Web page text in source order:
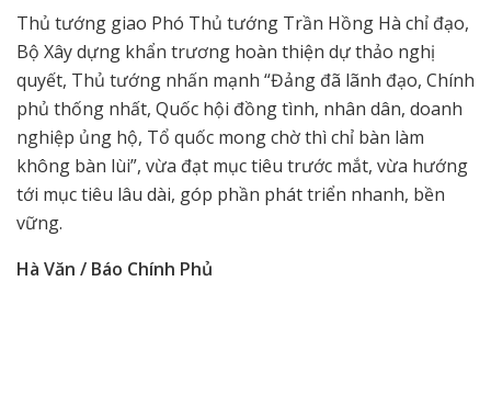
Thủ tướng giao Phó Thủ tướng Trần Hồng Hà chỉ đạo,
Bộ Xây dựng khẩn trương hoàn thiện dự thảo nghị
quyết, Thủ tướng nhấn mạnh “Đảng đã lãnh đạo, Chính
phủ thống nhất, Quốc hội đồng tình, nhân dân, doanh
nghiệp ủng hộ, Tổ quốc mong chờ thì chỉ bàn làm
không bàn lùi”, vừa đạt mục tiêu trước mắt, vừa hướng
tới mục tiêu lâu dài, góp phần phát triển nhanh, bền
vững.
Hà Văn / Báo Chính Phủ